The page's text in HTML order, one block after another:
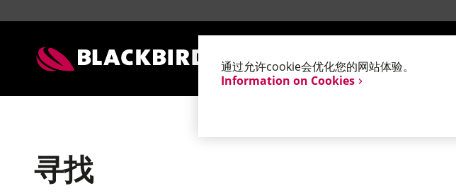
通过允许cookie会优化您的网站体验。
Information on Cookies
寻找